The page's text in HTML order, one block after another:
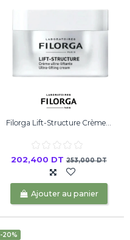
Filorga Lift-Structure Crème...
202,400 DT253,000 DT
Ajouter au panier
-20%